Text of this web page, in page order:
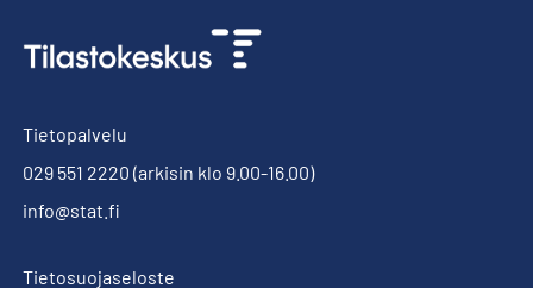
Tietopalvelu
029 551 2220 (arkisin klo 9.00-16.00)
info@stat.fi
Tietosuojaseloste